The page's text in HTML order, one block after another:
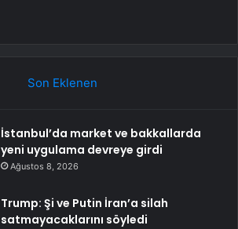
Son Eklenen
İstanbul’da market ve bakkallarda
yeni uygulama devreye girdi
Ağustos 8, 2026
Trump: Şi ve Putin İran’a silah
satmayacaklarını söyledi